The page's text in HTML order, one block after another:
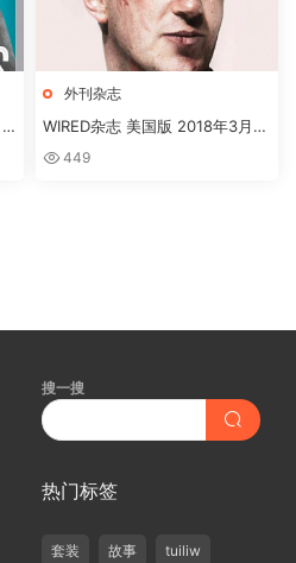
外刊杂志
WIRED杂志 美国版 2018年3月刊
高清英文版订阅下载
449
搜一搜
热门标签
套装 故事 tuiliw